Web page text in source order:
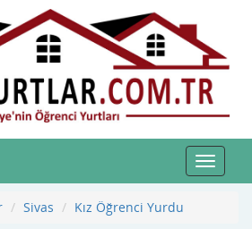
Toggle
Sivas Kız Öğrenci Yurdu